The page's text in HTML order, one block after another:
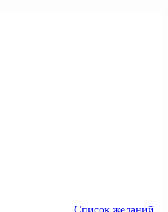
Список желаний